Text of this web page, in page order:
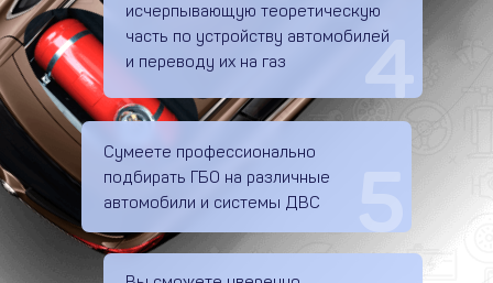
4
исчерпывающую теоретическую
часть по устройству автомобилей
и переводу их на газ
Сумеете профессионально
подбирать ГБО на различные
автомобили и системы ДВС